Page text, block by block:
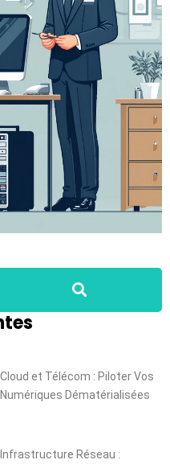
et Télécom : Piloter Vos
Dématérialisées
Réseau :